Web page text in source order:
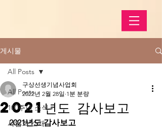
게시물
All Posts
100주년 소식
사업회 소개
All Posts
2021년도 감사보고
구상선생기념사업회
2022년 2월 28일 1분 분량
2021년도 감사보고